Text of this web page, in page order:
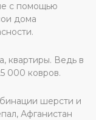
с помощью
дома
квартиры. Ведь в
000 ковров.
шерсти и
Афганистан